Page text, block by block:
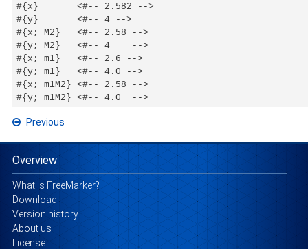
#{x}       <#-- 2.582 -->
#{y}       <#-- 4 -->
#{x; M2}   <#-- 2.58 -->
#{y; M2}   <#-- 4    -->
#{x; m1}   <#-- 2.6 -->
#{y; m1}   <#-- 4.0 -->
#{x; m1M2} <#-- 2.58 -->
#{y; m1M2} <#-- 4.0  -->
Previous
Overview
What is FreeMarker?
Download
Version history
About us
License